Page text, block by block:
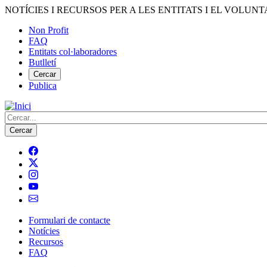
Vés
contingut
NOTÍCIES I RECURSOS PER A LES ENTITATS I EL
Menú
del
compte
d'usuari
Non Profit
FAQ
Entitats col·laboradores
Butlletí
Cercar
Publica
Cerca
Navegació
principal
Formulari de contacte
Notícies
Recursos
FAQ